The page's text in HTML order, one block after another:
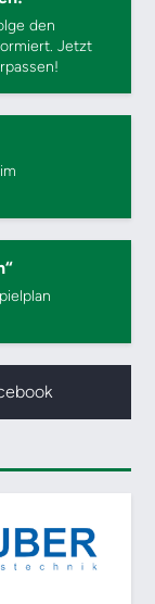
den
Jetzt